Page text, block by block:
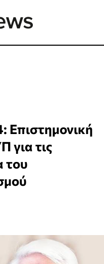
Επιστημονική
για τις
του